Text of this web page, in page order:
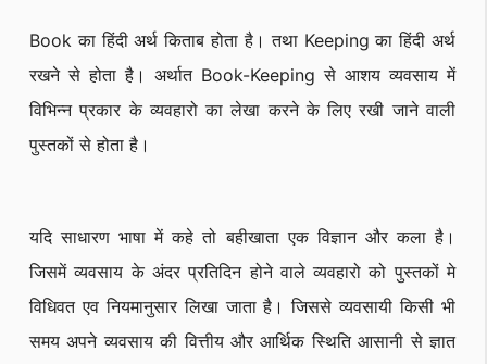
Book का हिंदी अर्थ किताब होता है। तथा Keeping का हिंदी अर्थ
रखने से होता है। अर्थात Book-Keeping से आशय व्यवसाय में
विभिन्न प्रकार के व्यवहारो का लेखा करने के लिए रखी जाने वाली
पुस्तकों से होता है।
यदि साधारण भाषा में कहे तो बहीखाता एक विज्ञान और कला है।
जिसमें व्यवसाय के अंदर प्रतिदिन होने वाले व्यवहारो को पुस्तकों मे
विधिवत एव नियमानुसार लिखा जाता है। जिससे व्यवसायी किसी भी
समय अपने व्यवसाय की वित्तीय और आर्थिक स्थिति आसानी से ज्ञात